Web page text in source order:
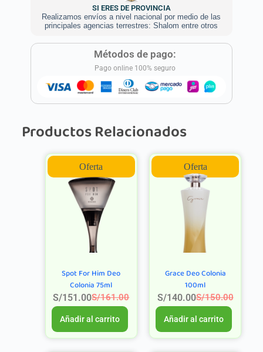
SI ERES DE PROVINCIA
Realizamos envíos a nivel nacional por medio de las
principales agencias terrestres: Shalom entre otros
Métodos de pago:
Pago online 100% seguro
Productos Relacionados
Oferta
Spot For Him Deo
Colonia 75ml
S/161.00
S/151.00
Añadir al carrito
Oferta
Grace Deo Colonia
100ml
S/150.00
S/140.00
Añadir al carrito